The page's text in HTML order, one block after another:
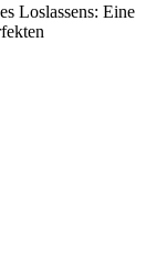
Loslassens: Eine